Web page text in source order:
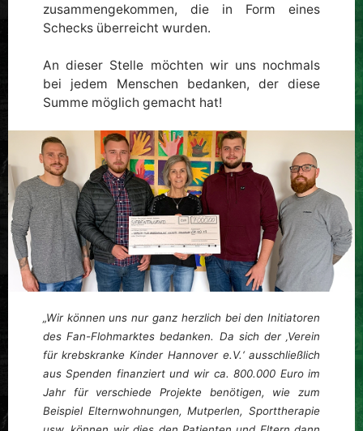
zusammengekommen, die in Form eines
Schecks überreicht wurden.
An dieser Stelle möchten wir uns nochmals
bei jedem Menschen bedanken, der diese
Summe möglich gemacht hat!
„Wir können uns nur ganz herzlich bei den Initiatoren
des Fan-Flohmarktes bedanken. Da sich der ‚Verein
für krebskranke Kinder Hannover e.V.‘ ausschließlich
aus Spenden finanziert und wir ca. 800.000 Euro im
Jahr für verschiede Projekte benötigen, wie zum
Beispiel Elternwohnungen, Mutperlen, Sporttherapie